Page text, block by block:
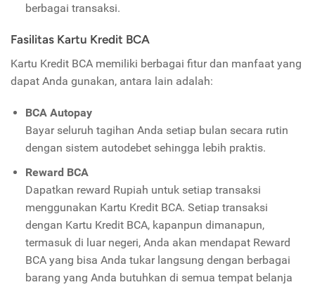
berbagai transaksi.
Fasilitas Kartu Kredit BCA
Kartu Kredit BCA memiliki berbagai fitur dan manfaat yang
dapat Anda gunakan, antara lain adalah:
BCA Autopay
Bayar seluruh tagihan Anda setiap bulan secara rutin
dengan sistem autodebet sehingga lebih praktis.
Reward BCA
Dapatkan reward Rupiah untuk setiap transaksi
menggunakan Kartu Kredit BCA. Setiap transaksi
dengan Kartu Kredit BCA, kapanpun dimanapun,
termasuk di luar negeri, Anda akan mendapat Reward
BCA yang bisa Anda tukar langsung dengan berbagai
barang yang Anda butuhkan di semua tempat belanja